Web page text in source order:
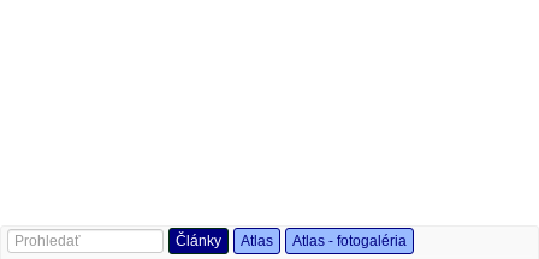
Články Atlas Atlas - fotogaléria